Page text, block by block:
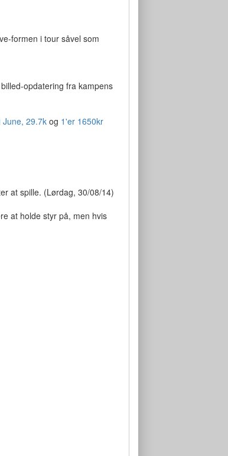
formen i tour såvel som
opdatering fra kampens
June, 29.7kog 1'er 1650kr
at spille. (Lørdag, 30/08/14)
at holde styr på, men hvis